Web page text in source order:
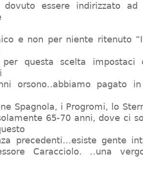
dovuto essere indirizzato
e non per niente ritenuto
per questa scelta
orsono..abbiamo pagato
Spagnola, i Progromi, lo
65-70 anni, dove ci
precedenti…esiste gente
Caracciolo. ..una